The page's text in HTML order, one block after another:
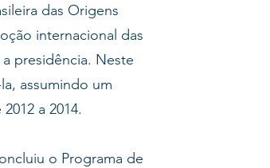
das Origens
internacional das
presidência. Neste
assumindo um
a 2014.
o Programa de